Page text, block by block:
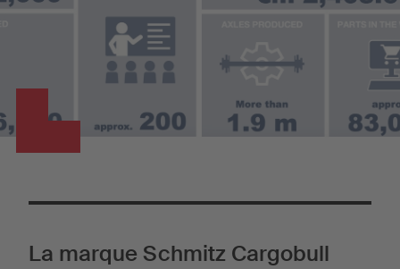
La marque Schmitz Cargobull